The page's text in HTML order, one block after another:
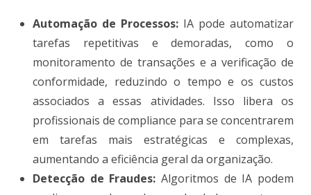
Automação de Processos: IA pode automatizar
tarefas repetitivas e demoradas, como o
monitoramento de transações e a verificação de
conformidade, reduzindo o tempo e os custos
associados a essas atividades. Isso libera os
profissionais de compliance para se concentrarem
em tarefas mais estratégicas e complexas,
aumentando a eficiência geral da organização.
Detecção de Fraudes: Algoritmos de IA podem